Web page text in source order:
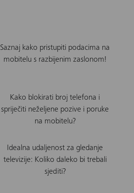
Saznaj kako pristupiti podacima na
mobitelu s razbijenim zaslonom!
Kako blokirati broj telefona i
spriječiti neželjene pozive i poruke
na mobitelu?
Idealna udaljenost za gledanje
televizije: Koliko daleko bi trebali
sjediti?